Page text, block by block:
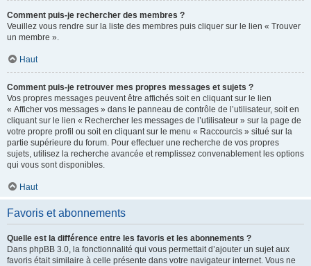
Comment puis-je rechercher des membres ?
Veuillez vous rendre sur la liste des membres puis cliquer sur le lien « Trouver
un membre ».
Haut
Comment puis-je retrouver mes propres messages et sujets ?
Vos propres messages peuvent être affichés soit en cliquant sur le lien
« Afficher vos messages » dans le panneau de contrôle de l’utilisateur, soit en
cliquant sur le lien « Rechercher les messages de l’utilisateur » sur la page de
votre propre profil ou soit en cliquant sur le menu « Raccourcis » situé sur la
partie supérieure du forum. Pour effectuer une recherche de vos propres
sujets, utilisez la recherche avancée et remplissez convenablement les options
qui vous sont disponibles.
Haut
Favoris et abonnements
Quelle est la différence entre les favoris et les abonnements ?
Dans phpBB 3.0, la fonctionnalité qui vous permettait d’ajouter un sujet aux
favoris était similaire à celle présente dans votre navigateur internet. Vous ne